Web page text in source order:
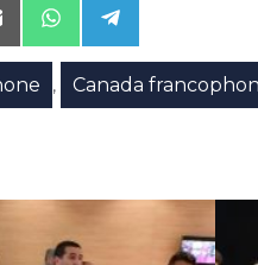
Share
on
WhatsApp
Share
on
Telegram
, Canada